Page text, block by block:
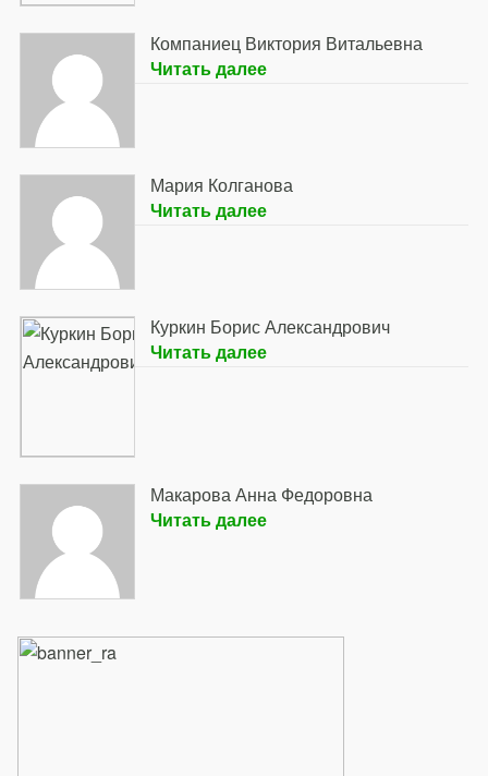
Компаниец Виктория Витальевна
Читать далее
Мария Колганова
Читать далее
Куркин Борис Александрович
Читать далее
Макарова Анна Федоровна
Читать далее